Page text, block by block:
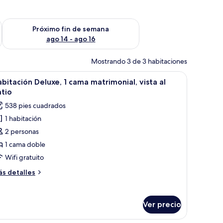
semana ago 7 - ago 9
Próximo fin de semana
ago 14 - ago 16
Consulta la disponibilidad para el próximo fin de semana ago
Mostrando 3 de 3 habitaciones
un escritorio, un televisor y un armario.Una sala de estar con un sofá, sillones, una
17
Deluxe, 1 cama matrimonial, vista al
538 pies cuadrados
1 habitación
2 personas
1 cama doble
Wifi gratuito
detalles
Ver precio